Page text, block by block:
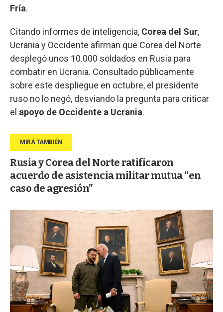
Fría.
Citando informes de inteligencia, Corea del Sur,
Ucrania y Occidente afirman que Corea del Norte
desplegó unos 10.000 soldados en Rusia para
combatir en Ucrania. Consultado públicamente
sobre este despliegue en octubre, el presidente
ruso no lo negó, desviando la pregunta para criticar
el apoyo de Occidente a Ucrania.
Rusia y Corea del Norte ratificaron
acuerdo de asistencia militar mutua “en
caso de agresión”